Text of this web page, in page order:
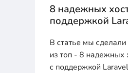
8 надежных
поддержкой
В статье мы
из топ - 8 надежных
с поддержкой